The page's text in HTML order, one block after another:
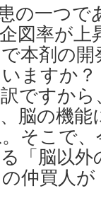
の一つで
図率が
本剤の
ますか
ですか
脳の機
そこで
「脳以
仲買人